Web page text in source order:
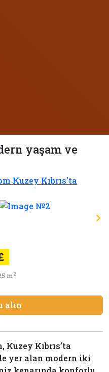
yaşam ve
m2
alın
Kuzey Kıbrıs’ta
yer alan modern iki